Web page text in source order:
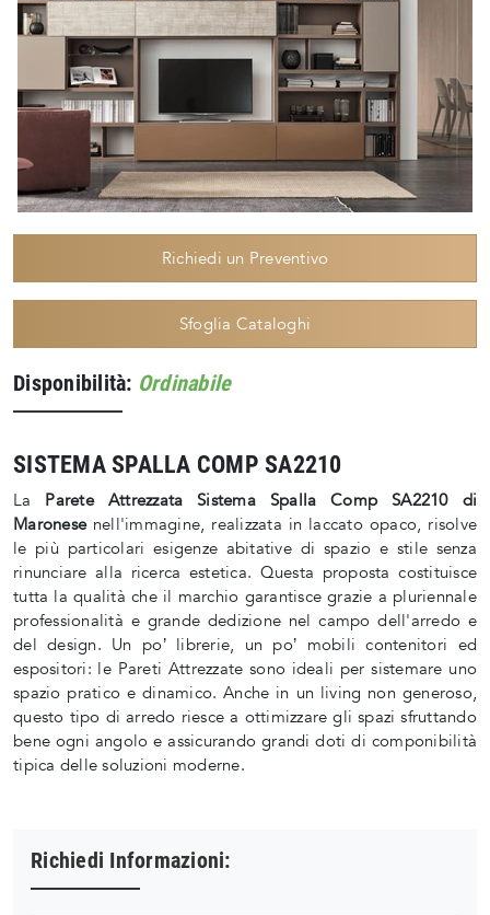
Richiedi un Preventivo
Sfoglia Cataloghi
Disponibilità: Ordinabile
SISTEMA SPALLA COMP SA2210
La Parete Attrezzata Sistema Spalla Comp SA2210 di
Maronesenell'immagine, realizzata in laccato opaco, risolve
le più particolari esigenze abitative di spazio e stile senza
rinunciare alla ricerca estetica. Questa proposta costituisce
tutta la qualità che il marchio garantisce grazie a pluriennale
professionalità e grande dedizione nel campo dell'arredo e
del design. Un po’ librerie, un po’ mobili contenitori ed
espositori: le Pareti Attrezzate sono ideali per sistemare uno
spazio pratico e dinamico. Anche in un living non generoso,
questo tipo di arredo riesce a ottimizzare gli spazi sfruttando
bene ogni angolo e assicurando grandi doti di componibilità
tipica delle soluzioni moderne.
Richiedi Informazioni: